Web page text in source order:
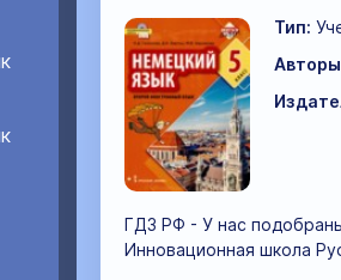
Тип:
ГДЗ РФ - У нас
Инновационная школа